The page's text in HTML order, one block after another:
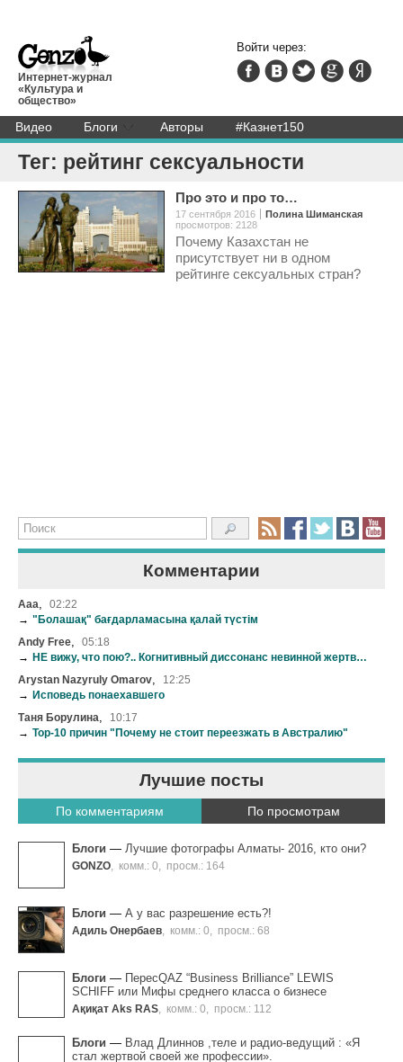
Интернет-журнал
«Культура и
общество»
Видео Блоги Авторы #Казнет150
Войти через:
Комментарии
Aaa, 02:22
→ "Болашақ" бағдарламасына қалай түстім
Andy Free, 05:18
→
НЕ вижу, что пою?.. Когнитивный диссонанс невинной жертвы нашей эстрады
Arystan Nazyruly Omarov,
12:25
→
Исповедь понаехавшего
Таня Борулина,
10:17
→ Top-10 причин "Почему не стоит переезжать в Австралию"
Лучшие посты
По комментариям По просмотрам
Блоги — Лучшие фотографы Алматы- 2016, кто они?
GONZO комм.: 0 просм.: 164
Блоги — А у вас разрешение есть?!
Адиль Онербаев комм.: 0 просм.: 68
Блоги — ПересQAZ “Business Brilliance” LEWIS
SCHIFF или Мифы среднего класса о бизнесе
Ақиқат Aks RAS комм.: 0 просм.: 112
Блоги — Влад Длиннов ,теле и радио-ведущий : «Я
стал жертвой своей же профессии».
Тег: рейтинг сексуальности
Про это и про то…
17 сентября 2016
Полина Шиманская
просмотров: 2128
Почему Казахстан не
присутствует ни в одном
рейтинге сексуальных стран?